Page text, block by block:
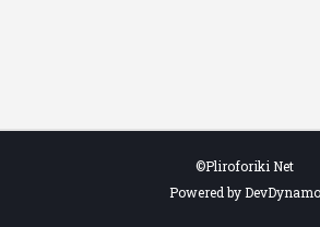
©Pliroforiki Net
Powered by DevDynamo